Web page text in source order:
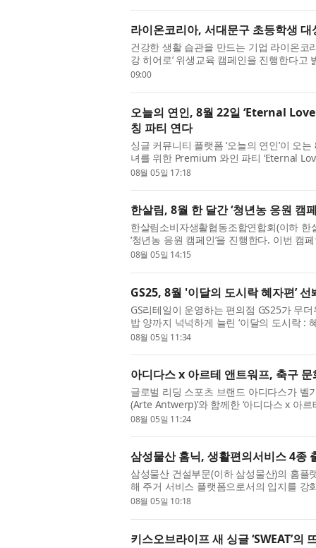
라이온코리아, 서대문구 초등학생 대
건강한 생활 습관을 만드는 기업 라이온코
강 히어로’ 위생교육 캠페인을 진행한다
코리아와 서대문구보건소, 연세대학교 치
09:00
오늘의 연인, 8월 22일 ‘Eternal
칭 파티 연다
싱글 커뮤니티 플랫폼 ‘오늘의 연인’이 오
녀를 위한 Premium 와인 파티 ‘Eternal
설렘의 시작’이라는 콘셉트로 기획된 이번
08월 05일 17:18
한살림, 8월 한 달간 ‘청년농 응원 캠
한살림소비자생활협동조합연합회(이하
‘청년농 응원 캠페인’을 진행한다. 이번
년농부가 직접 만나 교류하며 지속가능한
08월 05일 14:15
GS25, 8월 '이달의 도시락 혜자편’
GS리테일이 운영하는 편의점 GS25가 무
밥 양까지 넉넉하게 늘린 ‘이달의 도시락 :
주 콘셉트를 정해 신규 도시락 메뉴를 선
08월 05일 11:34
아디다스 x 아르테 앤트워프, 축구
글로벌 리딩 스포츠 브랜드 아디다스가 벨
(Arte Antwerp)’와 함께한 ‘아디다스 x 아
스와 아르테 앤트워프는 스트리트 문화를
08월 05일 11:24
삼성물산 홈닉, 생활편의서비스 4종
삼성물산 건설부문(이하 삼성물산)의 홈플
해 주거 서비스 플랫폼으로서의 입지를 강
통해 청소·세차·의류수거·펫케어 서비스
08월 05일 10:18
키스오브라이프 새 싱글 ‘SWEAT’